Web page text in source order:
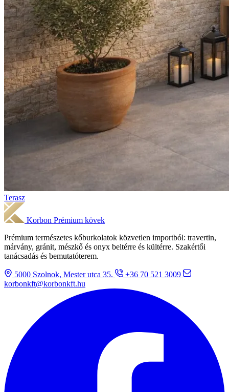
Terasz
Korbon Prémium kövek
Prémium természetes kőburkolatok közvetlen importból: travertin,
márvány, gránit, mészkő és onyx beltérre és kültérre. Szakértői
tanácsadás és bemutatóterem.
5000 Szolnok, Mester utca 35.
+36 70 521 3009
korbonkft@korbonkft.hu